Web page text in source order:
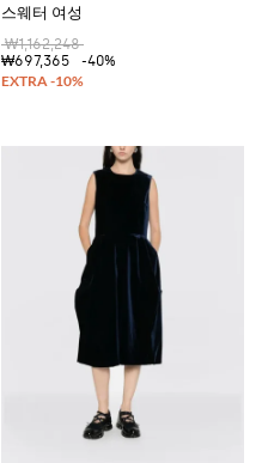
스웨터 여성
₩1,162,248
₩697,365
-40%